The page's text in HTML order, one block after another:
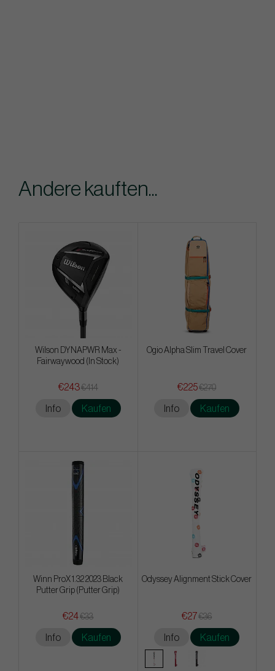
Andere kauften...
Wilson DYNAPWR Max -
Fairwaywood (In Stock)
€243€414
Info Kaufen
Ogio Alpha Slim Travel Cover
€225€270
Info Kaufen
Winn ProX 1.32 2023 Black
Putter Grip (Putter Grip)
€24€33
Info Kaufen
Odyssey Alignment Stick Cover
€27€36
Info Kaufen